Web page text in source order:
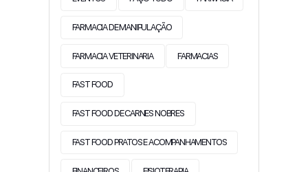
FARMACIA DE MANIPULAÇÃO
FARMACIA VETERINARIA FARMACIAS
FAST FOOD
FAST FOOD DE CARNES NOBRES
FAST FOOD PRATOS E ACOMPANHAMENTOS